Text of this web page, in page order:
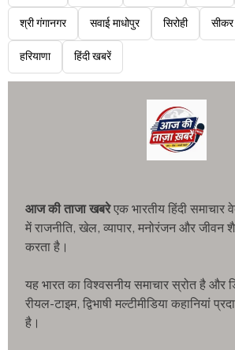
श्री गंगानगर सवाई माधोपुर सिरोही सीकर
हरियाणा हिंदी खबरें
आज की ताजा खबरेएक भारतीय हिंदी समाचार
में राजनीति, खेल, व्यापार, मनोरंजन और जीवन
करता है।
यह भारत का विश्वसनीय समाचार स्रोत है और
रीयल-टाइम, द्विभाषी मल्टीमीडिया कहानियां
है।